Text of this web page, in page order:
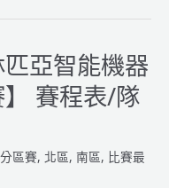
亞智能機器
賽程表/隊
分區賽, 北區, 南區, 比賽最